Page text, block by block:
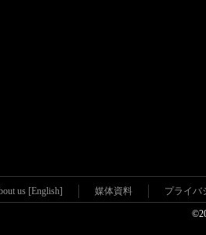
us [English] 媒体資料 プライバ